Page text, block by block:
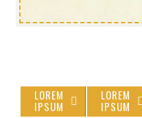
LOREM
IPSUM
LOREM
IPSUM